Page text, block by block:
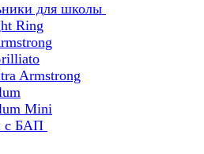
для школы
Ring
Armstrong
Mini
с БАП